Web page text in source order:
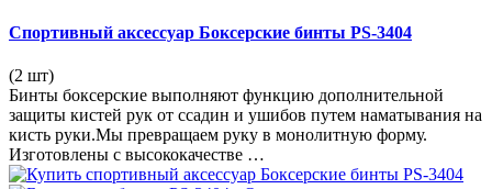
Спортивный аксессуар Боксерские бинты PS-3404
(2 шт)
Бинты боксерские выполняют функцию дополнительной
защиты кистей рук от ссадин и ушибов путем наматывания на
кисть руки.Мы превращаем руку в монолитную форму.
Изготовлены с высококачестве …